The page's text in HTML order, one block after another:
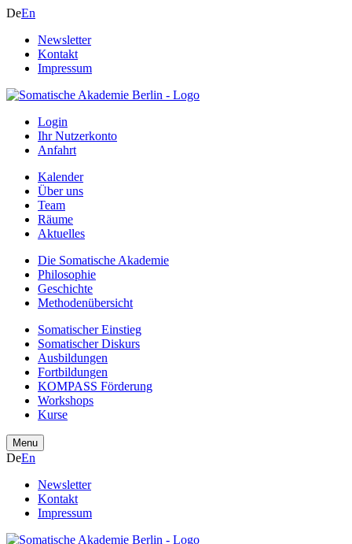
DeEn
Newsletter
Kontakt
Impressum
Login
Ihr Nutzerkonto
Anfahrt
Kalender
Über uns
Team
Räume
Aktuelles
Die Somatische Akademie
Philosophie
Geschichte
Methodenübersicht
Somatischer Einstieg
Somatischer Diskurs
Ausbildungen
Fortbildungen
KOMPASS Förderung
Workshops
Kurse
Menu
DeEn
Newsletter
Kontakt
Impressum